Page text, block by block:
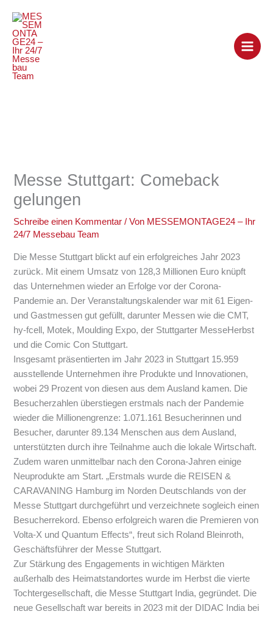
Inhalt
springen
Messe Stuttgart: Comeback
gelungen
Schreibe einen Kommentar / Von MESSEMONTAGE24 – Ihr
24/7 Messebau Team
Die Messe Stuttgart blickt auf ein erfolgreiches Jahr 2023
zurück. Mit einem Umsatz von 128,3 Millionen Euro knüpft
das Unternehmen wieder an Erfolge vor der Corona-
Pandemie an. Der Veranstaltungskalender war mit 61 Eigen-
und Gastmessen gut gefüllt, darunter Messen wie die CMT,
hy-fcell, Motek, Moulding Expo, der Stuttgarter MesseHerbst
und die Comic Con Stuttgart.
Insgesamt präsentierten im Jahr 2023 in Stuttgart 15.959
ausstellende Unternehmen ihre Produkte und Innovationen,
wobei 29 Prozent von diesen aus dem Ausland kamen. Die
Besucherzahlen überstiegen erstmals nach der Pandemie
wieder die Millionengrenze: 1.071.161 Besucherinnen und
Besucher, darunter 89.134 Menschen aus dem Ausland,
unterstützten durch ihre Teilnahme auch die lokale Wirtschaft.
Zudem waren unmittelbar nach den Corona-Jahren einige
Neuprodukte am Start. „Erstmals wurde die REISEN &
CARAVANING Hamburg im Norden Deutschlands von der
Messe Stuttgart durchgeführt und verzeichnete sogleich einen
Besucherrekord. Ebenso erfolgreich waren die Premieren von
Volta-X und Quantum Effects“, freut sich Roland Bleinroth,
Geschäftsführer der Messe Stuttgart.
Zur Stärkung des Engagements in wichtigen Märkten
außerhalb des Heimatstandortes wurde im Herbst die vierte
Tochtergesellschaft, die Messe Stuttgart India, gegründet. Die
neue Gesellschaft war bereits in 2023 mit der DIDAC India bei